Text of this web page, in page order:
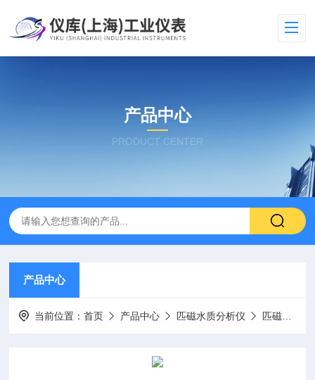
产品中心
PRODUCT CENTER
产品中心
当前位置：首页 产品中心 匹磁水质分析仪 匹磁余氯检测仪